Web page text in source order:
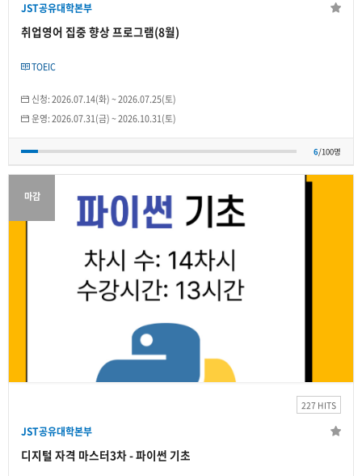
JST공유대학본부
취업영어 집중 향상 프로그램(8월)
TOEIC
신청:2026.07.14(화)~2026.07.25(토)
운영:2026.07.31(금)~2026.10.31(토)
6/100명
6/100명
마감
227 HITS
JST공유대학본부
디지털 자격 마스터3차 - 파이썬 기초
디지털 자격 마스터3차 - 파이썬 기초
7 /무제한